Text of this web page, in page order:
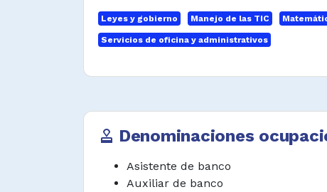
Hacer registros de todas las
conciliarlas con el saldo de caja
usando programas de
retiros y cheques.
Procesar recursos financieros
Manejar el recaudo de caja de
Leyes y gobierno Manejo de las TIC
Servicios de oficina y administrativos
approval Denominaciones
Asistente de banco
Auxiliar de banco